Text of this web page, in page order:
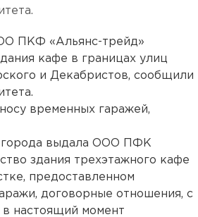
ПКФ «Альянс-трейд»
кафе в границах улиц
и Декабристов, сообщили
временных гаражей,
города выдала ООО ПФК
здания трехэтажного кафе
предоставленном
договорные отношения, с
настоящий момент